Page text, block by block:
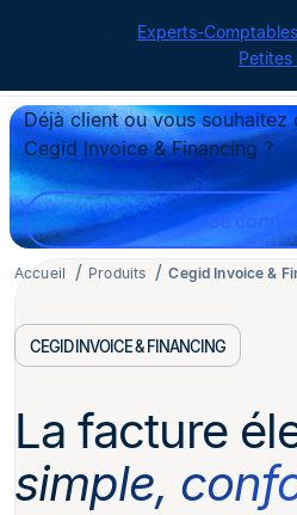
Experts-
Petites
Déjà client ou vous souhaitez
Cegid Invoice & Financing ?
Se
Accueil Produits Cegid Invoice &
CEGID INVOICE & FINANCING
La facture
simple,